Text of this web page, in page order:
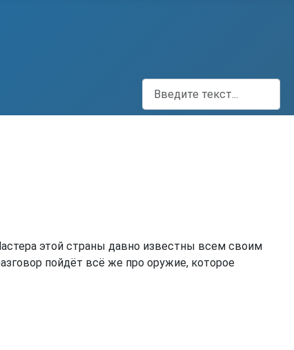
Поиск
этой страны давно известны всем своим
пойдёт всё же про оружие, которое